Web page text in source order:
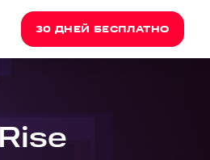
30 ДНЕЙ БЕСПЛАТНО